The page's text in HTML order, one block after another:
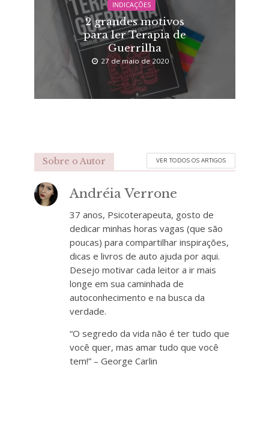
INDICAÇÕES
2 grandes motivos
para ler Terapia de
Guerrilha
27 de maio de 2020
Sobre o Autor VER TODOS OS ARTIGOS
Andréia Verrone
37 anos, Psicoterapeuta, gosto de
dedicar minhas horas vagas (que são
poucas) para compartilhar inspirações,
dicas e livros de auto ajuda por aqui.
Desejo motivar cada leitor a ir mais
longe em sua caminhada de
autoconhecimento e na busca da
verdade.
“O segredo da vida não é ter tudo que
você quer, mas amar tudo que você
tem!” – George Carlin